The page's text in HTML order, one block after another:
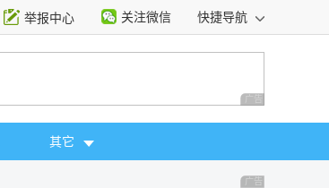
举报中心 关注微信 快捷导航
广告 商业广告，理
其它
广告 商业广告，理